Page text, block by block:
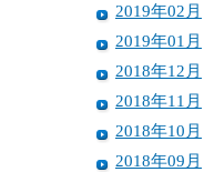
2019年02月
2019年01月
2018年12月
2018年11月
2018年10月
2018年09月